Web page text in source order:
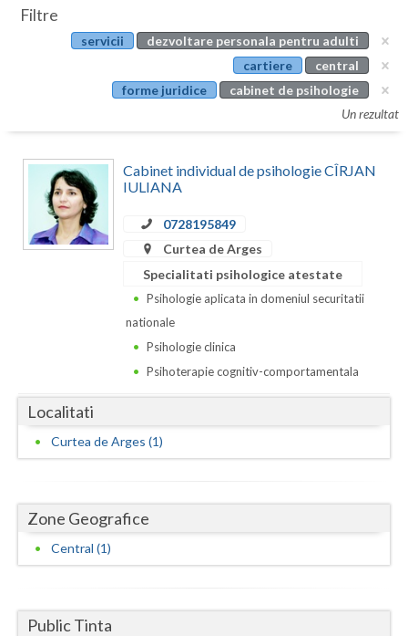
Botosani
Bucuresti
Buzau
Calarasi
Caras-Severin
Dolj
Galati
Giurgiu
Gorj
Hunedoara
Articole
Evenimente
Filtre
servicii
dezvoltare personala pentru adulti
cartiere
central
forme juridice
cabinet de psihologie
Un rezultat
Cabinet individual de psihologie CÎRJAN
IULIANA
0728195849
Curtea de Arges
Specialitati psihologice atestate
Psihologie aplicata in domeniul securitatii
nationale
Psihologie clinica
Psihoterapie cognitiv-comportamentala
Localitati
Curtea de Arges (1)
Zone Geografice
Central (1)
Public Tinta